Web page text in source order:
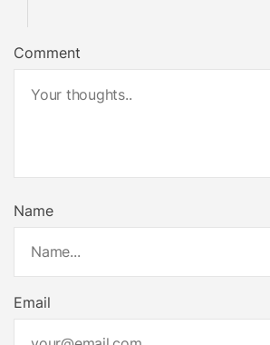
Comment
Name
Email